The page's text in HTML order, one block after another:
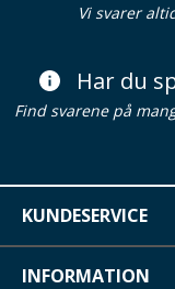
Vi svarer
Har du
Find svarene på
KUNDESERVICE
INFORMATION